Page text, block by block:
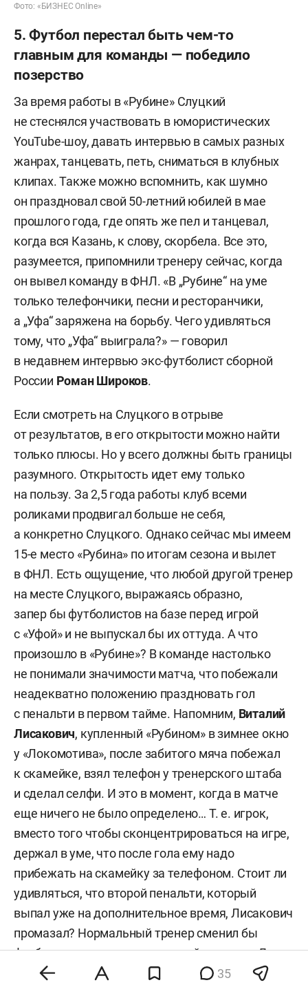
Фото: «БИЗНЕС Online»
5. Футбол перестал быть чем-то
главным для команды — победило
позерство
За время работы в «Рубине» Слуцкий
не стеснялся участвовать в юмористических
YouTube-шоу, давать интервью в самых разных
жанрах, танцевать, петь, сниматься в клубных
клипах. Также можно вспомнить, как шумно
он праздновал свой 50-летний юбилей в мае
прошлого года, где опять же пел и танцевал,
когда вся Казань, к слову, скорбела. Все это,
разумеется, припомнили тренеру сейчас, когда
он вывел команду в ФНЛ. «В „Рубине“ на уме
только телефончики, песни и ресторанчики,
а „Уфа“ заряжена на борьбу. Чего удивляться
тому, что „Уфа“ выиграла?» — говорил
в недавнем интервью экс-футболист сборной
России Роман Широков.
Если смотреть на Слуцкого в отрыве
от результатов, в его открытости можно найти
только плюсы. Но у всего должны быть границы
разумного. Открытость идет ему только
на пользу. За 2,5 года работы клуб всеми
роликами продвигал больше не себя,
а конкретно Слуцкого. Однако сейчас мы имеем
15-е место «Рубина» по итогам сезона и вылет
в ФНЛ. Есть ощущение, что любой другой тренер
на месте Слуцкого, выражаясь образно,
запер бы футболистов на базе перед игрой
с «Уфой» и не выпускал бы их оттуда. А что
произошло в «Рубине»? В команде настолько
не понимали значимости матча, что побежали
неадекватно положению праздновать гол
с пенальти в первом тайме. Напомним, Виталий
Лисакович, купленный «Рубином» в зимнее окно
у «Локомотива», после забитого мяча побежал
к скамейке, взял телефон у тренерского штаба
и сделал селфи. И это в момент, когда в матче
еще ничего не было определено… Т. е. игрок,
вместо того чтобы сконцентрироваться на игре,
держал в уме, что после гола ему надо
прибежать на скамейку за телефоном. Стоит ли
удивляться, что второй пенальти, который
выпал уже на дополнительное время, Лисакович
промазал? Нормальный тренер сменил бы
футболиста сразу после нелепой выходки. Дух
позерства в команду привел Слуцкий, за что
35